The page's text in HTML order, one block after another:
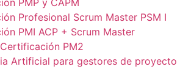
PMP y CAPM
Profesional Scrum Master PSM I
PMI ACP + Scrum Master
PM2
Artificial para gestores de proyecto